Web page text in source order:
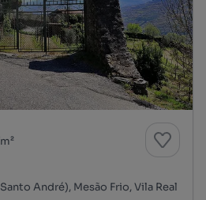
André), Mesão Frio, Vila Real